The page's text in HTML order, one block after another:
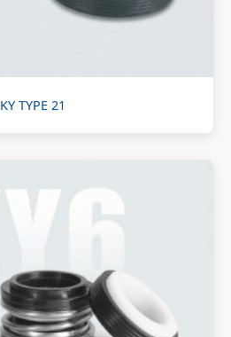
KY TYPE 21